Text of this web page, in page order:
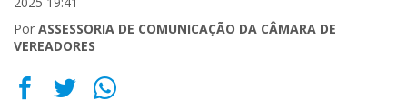
Por ASSESSORIA DE COMUNICAÇÃO DA CÂMARA DE
VEREADORES